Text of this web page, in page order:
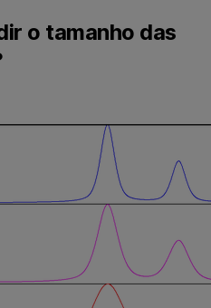
o tamanho das